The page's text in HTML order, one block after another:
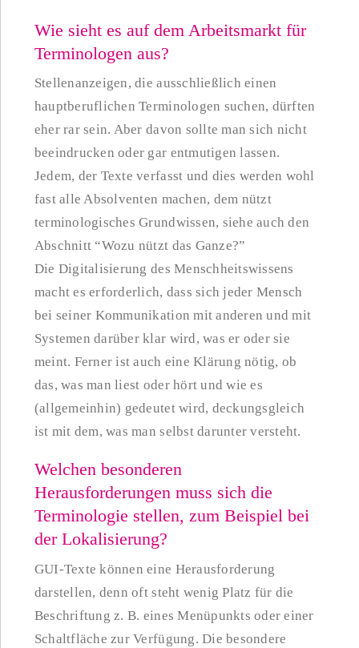
Wie sieht es auf dem Arbeitsmarkt für
Terminologen aus?
Stellenanzeigen, die ausschließlich einen
hauptberuflichen Terminologen suchen, dürften
eher rar sein. Aber davon sollte man sich nicht
beeindrucken oder gar entmutigen lassen.
Jedem, der Texte verfasst und dies werden wohl
fast alle Absolventen machen, dem nützt
terminologisches Grundwissen, siehe auch den
Abschnitt “Wozu nützt das Ganze?”
Die Digitalisierung des Menschheitswissens
macht es erforderlich, dass sich jeder Mensch
bei seiner Kommunikation mit anderen und mit
Systemen darüber klar wird, was er oder sie
meint. Ferner ist auch eine Klärung nötig, ob
das, was man liest oder hört und wie es
(allgemeinhin) gedeutet wird, deckungsgleich
ist mit dem, was man selbst darunter versteht.
Welchen besonderen
Herausforderungen muss sich die
Terminologie stellen, zum Beispiel bei
der Lokalisierung?
GUI-Texte können eine Herausforderung
darstellen, denn oft steht wenig Platz für die
Beschriftung z. B. eines Menüpunkts oder einer
Schaltfläche zur Verfügung. Die besondere